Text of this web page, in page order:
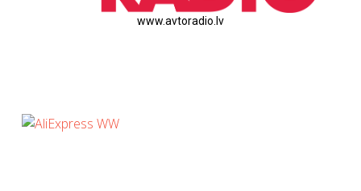
www.avtoradio.lv